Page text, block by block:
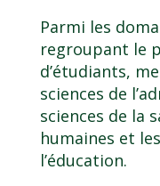
Parmi les
regroupant le
d’étudiants,
sciences de
sciences de la
humaines et
l’éducation.